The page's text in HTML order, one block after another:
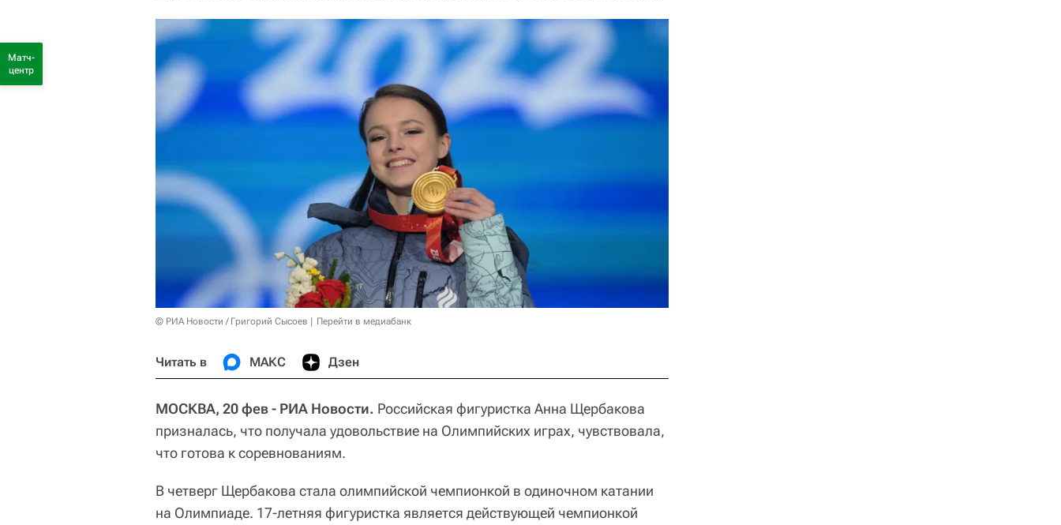
© РИА Новости / Григорий Сысоев Перейти в медиабанк
Читать в МАКС Дзен
МОСКВА, 20 фев - РИА Новости. Российская фигуристка Анна Щербакова
призналась, что получала удовольствие на Олимпийских играх, чувствовала,
что готова к соревнованиям.
В четверг Щербакова стала олимпийской чемпионкой в одиночном катании
на Олимпиаде. 17-летняя фигуристка является действующей чемпионкой
Матч-
центр